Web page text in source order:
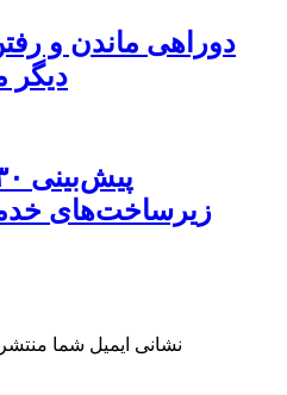
دوراهی ماندن و
دیگر
زیرساخت‌های
نشانی ایمیل شما